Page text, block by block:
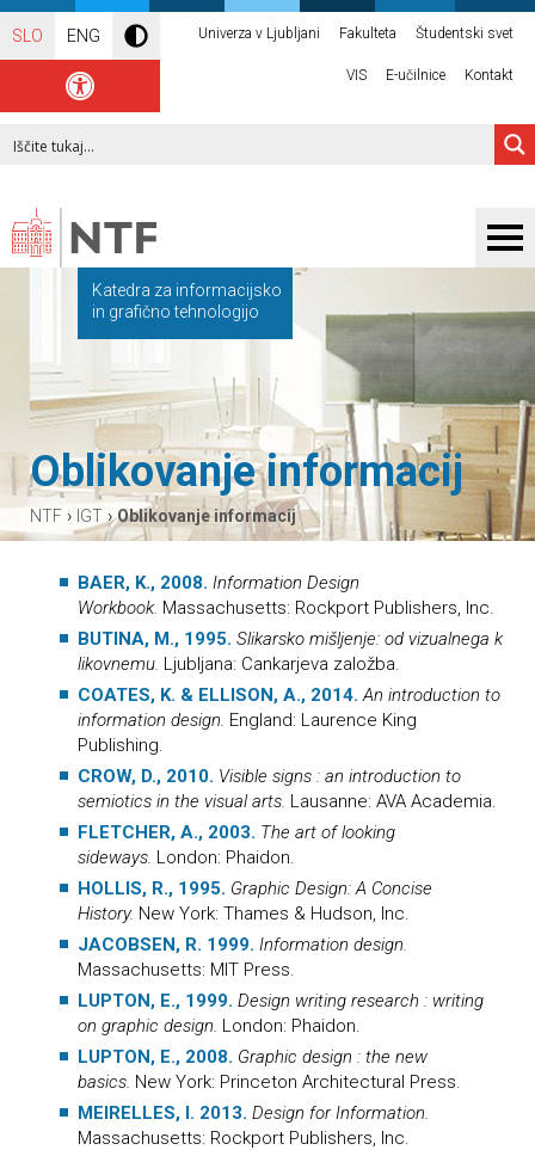
SLO ENG Univerza v Ljubljani Fakulteta Študentski svet
VIS E-učilnice Kontakt
Katedra za informacijsko
in grafično tehnologijo
Oblikovanje informacij
NTF › IGT ›Oblikovanje informacij
BAER, K., 2008. Information Design
Workbook. Massachusetts: Rockport Publishers, Inc.
BUTINA, M., 1995. Slikarsko mišljenje: od vizualnega k
likovnemu. Ljubljana: Cankarjeva založba.
COATES, K. & ELLISON, A., 2014. An introduction to
information design. England: Laurence King
Publishing.
CROW, D., 2010. Visible signs : an introduction to
semiotics in the visual arts. Lausanne: AVA Academia.
FLETCHER, A., 2003. The art of looking
sideways. London: Phaidon.
HOLLIS, R., 1995. Graphic Design: A Concise
History. New York: Thames & Hudson, Inc.
JACOBSEN, R. 1999. Information design.
Massachusetts: MIT Press.
LUPTON, E., 1999. Design writing research : writing
on graphic design. London: Phaidon.
LUPTON, E., 2008. Graphic design : the new
basics. New York: Princeton Architectural Press.
MEIRELLES, I. 2013. Design for Information.
Massachusetts: Rockport Publishers, Inc.